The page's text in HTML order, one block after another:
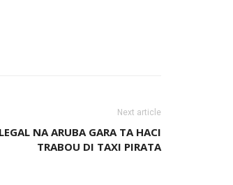
Next article
NA ARUBA GARA TA HACI
TRABOU DI TAXI PIRATA